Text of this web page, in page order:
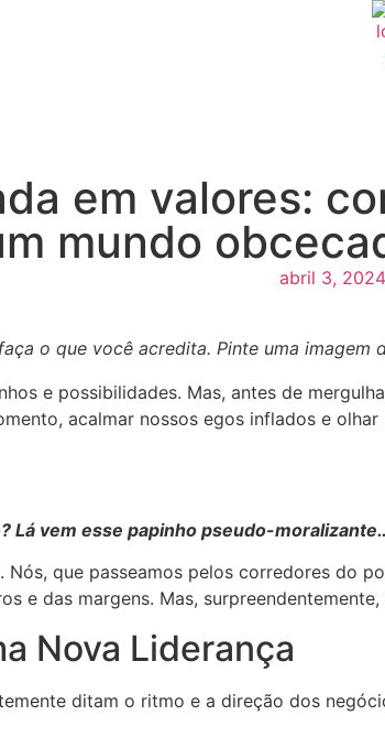
em valores:
mundo
abril 3, 2024
o que você acredita. Pinte uma imagem
e possibilidades. Mas, antes de
acalmar nossos egos inflados e
Lá vem esse papinho pseudo-
Nós, que passeamos pelos corredores do
e das margens. Mas,
Nova Liderança
ditam o ritmo e a direção dos